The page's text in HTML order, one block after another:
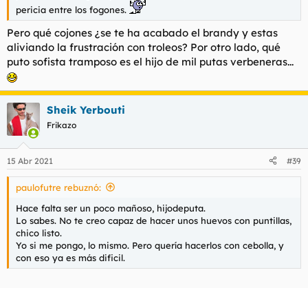
pericia entre los fogones.
Pero qué cojones ¿se te ha acabado el brandy y estas
aliviando la frustración con troleos? Por otro lado, qué
puto sofista tramposo es el hijo de mil putas verbeneras...
Sheik Yerbouti
Frikazo
15 Abr 2021 #39
paulofutre rebuznó:
Hace falta ser un poco mañoso, hijodeputa.
Lo sabes. No te creo capaz de hacer unos huevos con puntillas,
chico listo.
Yo si me pongo, lo mismo. Pero quería hacerlos con cebolla, y
con eso ya es más dificil.